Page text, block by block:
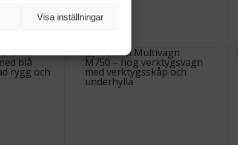
Visa inställningar